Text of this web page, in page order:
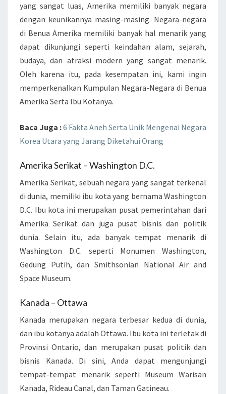
yang sangat luas, Amerika memiliki banyak negara
dengan keunikannya masing-masing. Negara-negara
di Benua Amerika memiliki banyak hal menarik yang
dapat dikunjungi seperti keindahan alam, sejarah,
budaya, dan atraksi modern yang sangat menarik.
Oleh karena itu, pada kesempatan ini, kami ingin
memperkenalkan Kumpulan Negara-Negara di Benua
Amerika Serta Ibu Kotanya.
Baca Juga :6 Fakta Aneh Serta Unik Mengenai Negara
Korea Utara yang Jarang Diketahui Orang
Amerika Serikat – Washington D.C.
Amerika Serikat, sebuah negara yang sangat terkenal
di dunia, memiliki ibu kota yang bernama Washington
D.C. Ibu kota ini merupakan pusat pemerintahan dari
Amerika Serikat dan juga pusat bisnis dan politik
dunia. Selain itu, ada banyak tempat menarik di
Washington D.C. seperti Monumen Washington,
Gedung Putih, dan Smithsonian National Air and
Space Museum.
Kanada – Ottawa
Kanada merupakan negara terbesar kedua di dunia,
dan ibu kotanya adalah Ottawa. Ibu kota ini terletak di
Provinsi Ontario, dan merupakan pusat politik dan
bisnis Kanada. Di sini, Anda dapat mengunjungi
tempat-tempat menarik seperti Museum Warisan
Kanada, Rideau Canal, dan Taman Gatineau.